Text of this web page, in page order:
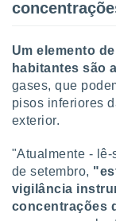
Um elemento
habitantes são
gases, que
pisos inferiores
exterior.
"Atualmente -
de setembro,
vigilância
concentrações